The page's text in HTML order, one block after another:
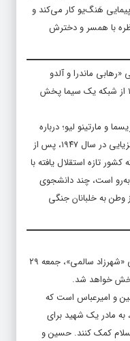
هَنگ‌یو کار می‌کند و
با همسر و دخترش
«رهابی ماندرا و آلدو
سواستیا»، جمعه ۲۹ خرداد ماه ساعت ۱۶:۰۰ از شبکه یک سیما پخش
و مارتینو لیو؛ درباره
گروهی از دانشجویان و خلبانان جوان اندونزیایی در سال ۱۹۴۷، پس از
تازه ‌استقلال‌ یافته با
است، چند دانشجوی
وطن به خلبانان جنگی
فیلم تلویزیونی «گهواره خالی» به کارگردانی «شهرزاد سالمی»، جمعه ۲۹
و امیرعباس است که
به مادر یک شهید برای
کمک کنند. حسین و